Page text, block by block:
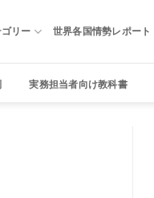
リー 世界各国情勢レポート
実務担当者向け教科書